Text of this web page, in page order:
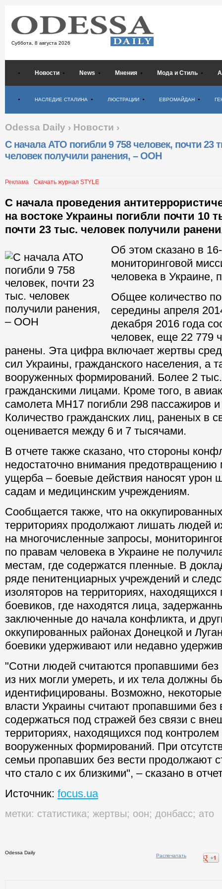
Суббота, 8 августа 2026
Новости News Мнения Мода и Стиль
НАСЛЕДИЕ СТАЛИНА ЛЮСТРАЦИИ ЕВРОМАЙДАН
Odessa Daily › Новости ›
С начала АТО погибли 9 758 человек, почти 23
человек получили ранения, – ООН
Реклама Скачать журнал STYLE
С начала проведения
на востоке Украины погибли почти 10
почти 23 тыс. человек получили
Об этом сказано в
мониторинговой
человека в Украине,
Общее количество
середины апреля
декабря 2016 года
человек, еще 22 779
ранены. Эта цифра включает жертвы
сил Украины, гражданского населения, а
вооруженных формирований. Более 2
гражданскими лицами. Кроме того, в
самолета MH17 погибли 298 пассажиров
Количество гражданских лиц, раненых в
оценивается между 6 и 7 тысячами.
В отчете также сказано, что стороны
недостаточно внимания предотвращению
ущерба – боевые действия наносят урон
садам и медицинским учреждениям.
Сообщается также, что на
территориях продолжают лишать людей
на многочисленные запросы,
по правам человека в Украине не
местам, где содержатся пленные. В
ряде пенитенциарных учреждений и
изоляторов на территориях, находящихся
боевиков, где находятся лица,
заключенные до начала конфликта, и
оккупированных районах Донецкой и
боевики удерживают или недавно
"Сотни людей считаются пропавшими без
из них могли умереть, и их тела должны
идентифицированы. Возможно,
власти Украины считают пропавшими без
содержаться под стражей без связи с
территориях, находящихся под
вооруженных формирований. При
семьи пропавших без вести продолжают
что стало с их близкими", – сказано в
Источник: focus.ua
метки: статистика; жертвы; оон; донбасс; ато
Odessa Daily